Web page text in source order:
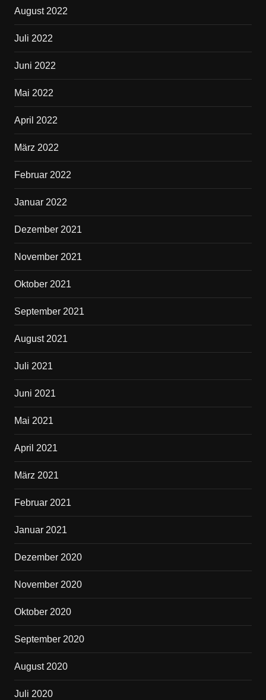
August 2022
Juli 2022
Juni 2022
Mai 2022
April 2022
März 2022
Februar 2022
Januar 2022
Dezember 2021
November 2021
Oktober 2021
September 2021
August 2021
Juli 2021
Juni 2021
Mai 2021
April 2021
März 2021
Februar 2021
Januar 2021
Dezember 2020
November 2020
Oktober 2020
September 2020
August 2020
Juli 2020